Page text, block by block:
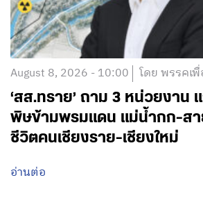
August 8, 2026 - 10:00 โดย พรรคเ
‘สส.ทราย’ ถาม 3 หน่วยงาน
พิษข้ามพรมแดน แม่น้ำกก-สา
ชีวิตคนเชียงราย-เชียงใหม่
อ่านต่อ